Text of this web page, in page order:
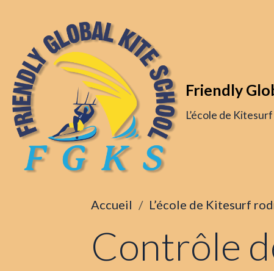
Friendly
L’école de
Accueil L’école de Kitesurf
Contrôle